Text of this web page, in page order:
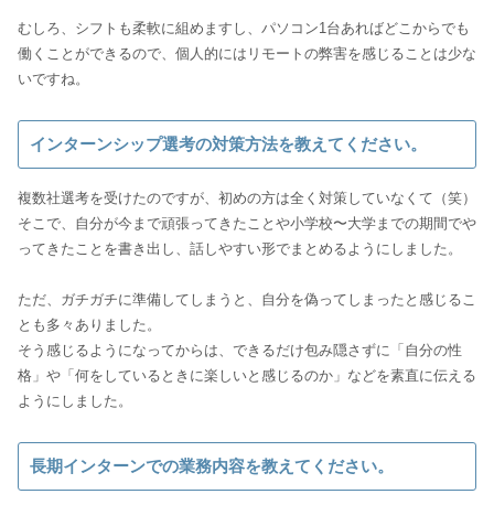
むしろ、シフトも柔軟に組めますし、パソコン1台あればどこからでも
働くことができるので、個人的にはリモートの弊害を感じることは少な
いですね。
インターンシップ選考の対策方法を教えてください。
複数社選考を受けたのですが、初めの方は全く対策していなくて（笑）
そこで、自分が今まで頑張ってきたことや小学校〜大学までの期間でや
ってきたことを書き出し、話しやすい形でまとめるようにしました。
ただ、ガチガチに準備してしまうと、自分を偽ってしまったと感じるこ
とも多々ありました。
そう感じるようになってからは、できるだけ包み隠さずに「自分の性
格」や「何をしているときに楽しいと感じるのか」などを素直に伝える
長期インターンでの業務内容を教えてください。